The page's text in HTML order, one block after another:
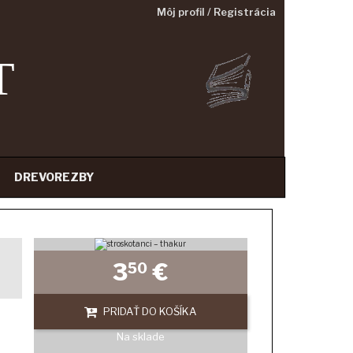
Môj profil / Registrácia
DREVOREZBY
350 €
PRIDAŤ DO KOŠÍKA
Na sklade